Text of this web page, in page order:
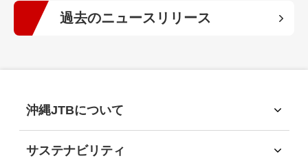
過去のニュースリリース
沖縄JTBについて
経営理念
サステナビリティ